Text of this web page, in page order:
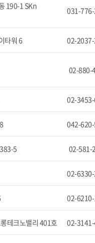
190-1 SKn
031-
타워 6 02-
02-880-
02-
042-
5 02-581-
02-
02-
테크노밸리 401호 02-